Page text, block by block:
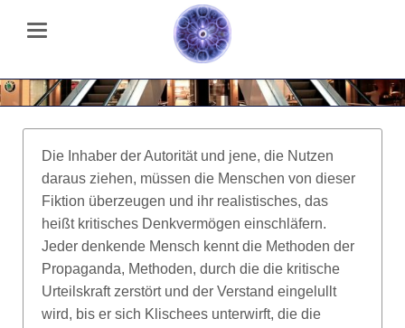
Die Inhaber der Autorität und jene, die Nutzen
daraus ziehen, müssen die Menschen von dieser
Fiktion überzeugen und ihr realistisches, das
heißt kritisches Denkvermögen einschläfern.
Jeder denkende Mensch kennt die Methoden der
Propaganda, Methoden, durch die die kritische
Urteilskraft zerstört und der Verstand eingelullt
wird, bis er sich Klischees unterwirft, die die